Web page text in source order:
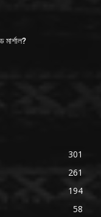
মার্শাল?
301
261
194
58